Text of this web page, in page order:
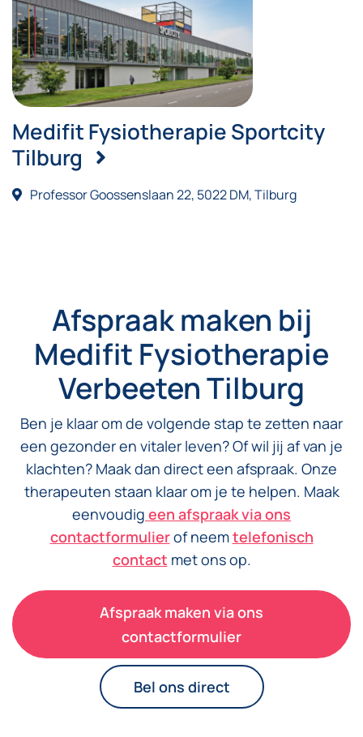
Medifit Fysiotherapie Sportcity
Tilburg
Professor Goossenslaan 22, 5022 DM, Tilburg
Afspraak maken bij
Medifit Fysiotherapie
Verbeeten Tilburg
Ben je klaar om de volgende stap te zetten naar
een gezonder en vitaler leven? Of wil jij af van je
klachten? Maak dan direct een afspraak. Onze
therapeuten staan klaar om je te helpen. Maak
eenvoudig een afspraak via ons
contactformulierof neemtelefonisch
contact met ons op.
Afspraak maken via ons
contactformulier
Bel ons direct